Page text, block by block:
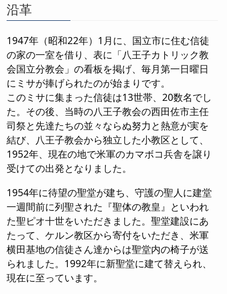
沿革
1947年（昭和22年）1月に、国立市に住む信徒
の家の一室を借り、表に「八王子カトリック教
会国立分教会」の看板を掲げ、毎月第一日曜日
にミサが捧げられたのが始まりです。
このミサに集まった信徒は13世帯、20数名でし
た。その後、当時の八王子教会の西田佐市主任
司祭と先達たちの並々ならぬ努力と熱意が実を
結び、八王子教会から独立した小教区として、
1952年、現在の地で米軍のカマボコ兵舎を譲り
受けての出発となりました。
1954年に待望の聖堂が建ち、守護の聖人に建堂
一週間前に列聖された『聖体の教皇』といわれ
た聖ピオ十世をいただきました。聖堂建設にあ
たって、ケルン教区から寄付をいただき、米軍
横田基地の信徒さん達からは聖堂内の椅子が送
られました。1992年に新聖堂に建て替えられ、
現在に至っています。